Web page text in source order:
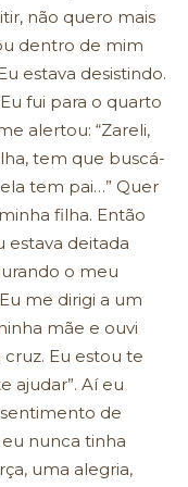
não quero mais
dentro de mim
estava desistindo.
fui para o quarto
alertou: “Zareli,
tem que buscá-
tem pai…” Quer
filha. Então
estava deitada
o meu
me dirigi a um
mãe e ouvi
cruz. Eu estou te
ajudar”. Aí eu
de
nunca tinha
uma alegria,